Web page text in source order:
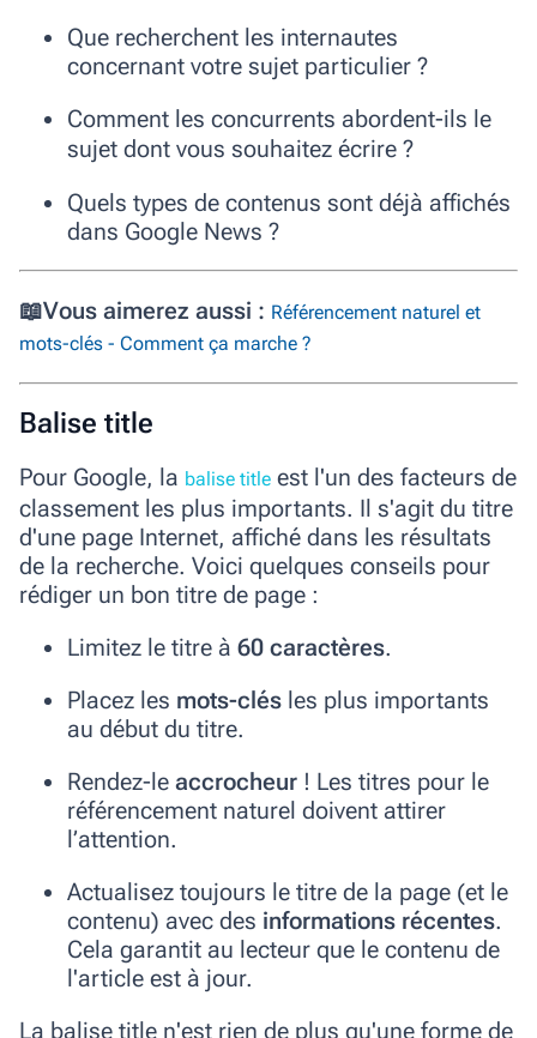
Que recherchent les internautes
concernant votre sujet particulier ?
Comment les concurrents abordent-ils le
sujet dont vous souhaitez écrire ?
Quels types de contenus sont déjà affichés
dans Google News ?
📖Vous aimerez aussi : Référencement naturel et
mots-clés - Comment ça marche ?
Balise title
Pour Google, la balise title est l'un des facteurs de
classement les plus importants. Il s'agit du titre
d'une page Internet, affiché dans les résultats
de la recherche. Voici quelques conseils pour
rédiger un bon titre de page :
Limitez le titre à 60 caractères.
Placez les mots-clés les plus importants
au début du titre.
Rendez-le accrocheur ! Les titres pour le
référencement naturel doivent attirer
l’attention.
Actualisez toujours le titre de la page (et le
contenu) avec des informations récentes.
Cela garantit au lecteur que le contenu de
l'article est à jour.
La balise title n'est rien de plus qu'une forme de